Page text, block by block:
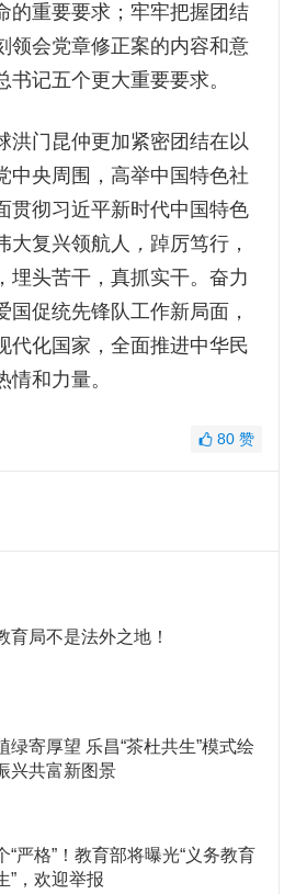
的重要要求；牢牢把握团结
领会党章修正案的内容和意
书记五个更大重要要求。
洪门昆仲更加紧密团结在以
中央周围，高举中国特色社
贯彻习近平新时代中国特色
大复兴领航人 ， 踔厉笃行，
埋头苦干，真抓实干。奋力
国促统先锋队工作新局面，
代化国家，全面推进中华民
和力量。
80 赞
育局不是法外之地！
绿寄厚望 乐昌“茶杜共生”模式绘
兴共富新图景
“严格”！教育部将曝光“义务教育
”，欢迎举报